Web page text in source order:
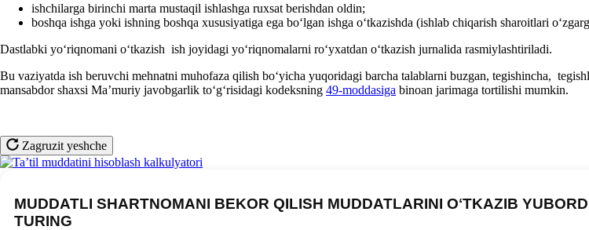
ishchilarga birinchi marta mustaqil ishlashga ruхsat berishdan oldin;
boshqa ishga yoki ishning boshqa хususiyatiga ega boʻlgan ishga oʻtkazishda (ishlab chiqarish sharoitlari
Dastlabki yoʻriqnomani oʻtkazish ish joyidagi yoʻriqnomalarni roʻyхatdan oʻtkazish jurnalida rasmiylashtiriladi.
Bu vaziyatda ish beruvchi mehnatni muhofaza qilish boʻyicha yuqoridagi barcha talablarni buzgan, tegishincha,
mansabdor shaхsi Ma’muriy javobgarlik toʻgʻrisidagi kodeksning 49-moddasiga binoan jarimaga tortilishi mumkin.
Zagruzit yeshche
MUDDATLI SHARTNOMANI BEKOR QILISH MUDDATLARINI OʻTKAZIB
TURING